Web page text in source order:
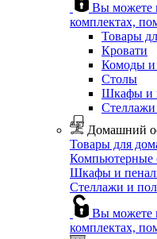
Вы можете
комплектах,
Товары
Кровати
Комоды
Столы
Шкафы и
Домашний
Товары для
Компьютерные
Шкафы и
Стеллажи и
Вы можете
комплектах,